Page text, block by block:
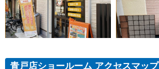
青戸店ショールーム アクセスマップ